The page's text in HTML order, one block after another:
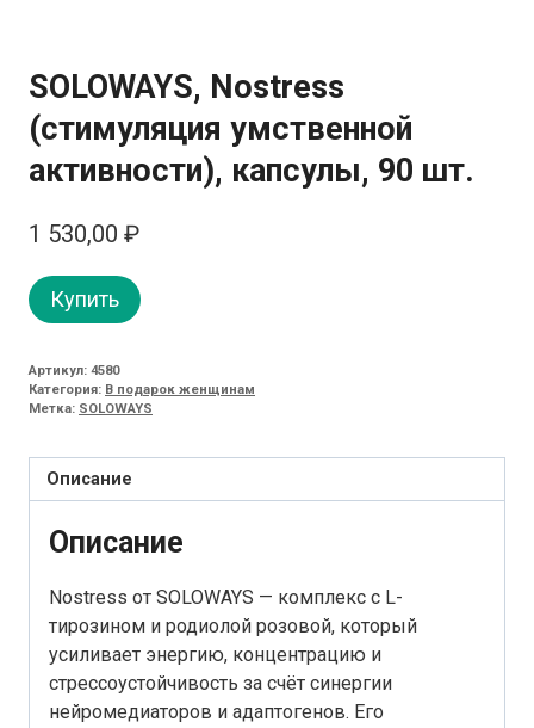
SOLOWAYS, Nostress
(стимуляция умственной
активности), капсулы, 90 шт.
1 530,00 ₽
Купить
Артикул: 4580
Категория: В подарок женщинам
Метка: SOLOWAYS
Описание
Описание
Nostress от SOLOWAYS — комплекс с L-
тирозином и родиолой розовой, который
усиливает энергию, концентрацию и
стрессоустойчивость за счёт синергии
нейромедиаторов и адаптогенов. Его